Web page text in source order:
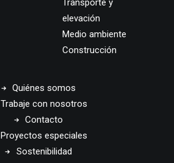
Transporte y
elevación
Medio ambiente
Construcción
Quiénes somos
Trabaje con nosotros
Contacto
Proyectos especiales
Sostenibilidad